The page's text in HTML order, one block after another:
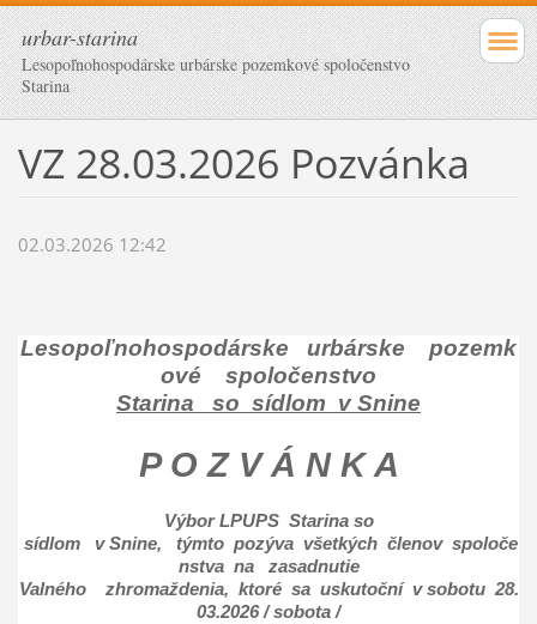
urbar-starina
Lesopoľnohospodárske urbárske pozemkové spoločenstvo
Starina
VZ 28.03.2026 Pozvánka
02.03.2026 12:42
Lesopoľnohospodárske urbárske pozemk
ové spoločenstvo
Starina so sídlom v Snine
P O Z V Á N K A
Výbor LPUPS Starina so
sídlom v Snine, týmto pozýva všetkých členov spoloče
nstva na zasadnutie
Valného zhromaždenia, ktoré sa uskutoční v sobotu 28.
03.2026 / sobota /